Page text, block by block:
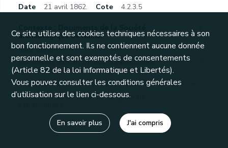
Date 21 avril 1862. Cote 4.2.3.5
archéologique de Namur
Jules Borgnet.
Documents annonçant des manifestations
folkloriques,...
Associations.
Société des Bardes de la Meuse.
Compte rendu de l'assemblée générale
Ce site utilise des cookies techniques nécessaires à son
bon fonctionnement. Ils ne contiennent aucune donnée
personnelle et sont exemptés de consentements
(Article 82 de la loi Informatique et Libertés).
Vous pouvez consulter les conditions générales
d’utilisation sur le lien ci-dessous.
En savoir plus J'ai compris